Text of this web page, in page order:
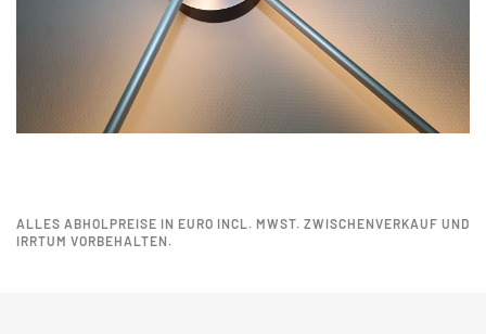
ALLES ABHOLPREISE IN EURO INCL. MWST. ZWISCHENVERKAUF UND
IRRTUM VORBEHALTEN.